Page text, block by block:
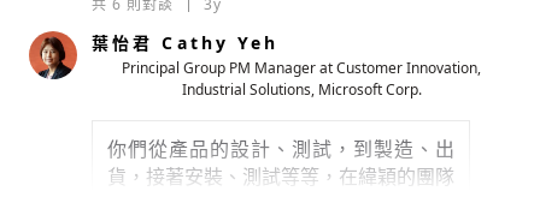
技術的進展需要跟上緯穎這樣的技術領導
廠商，進行進一步的在地技術合作。
3y
從剛開始對雲端懵懵懂懂，到越來越多比
例的企業往雲端資料中心發展。從緯穎的
葉怡君 Cathy Yeh
Principal Group PM Manager at Customer Innovation,
Industrial Solutions, Microsoft Corp.
你們從產品的設計、測試，到製造、出
貨，接著安裝、測試等等，在緯穎的團隊